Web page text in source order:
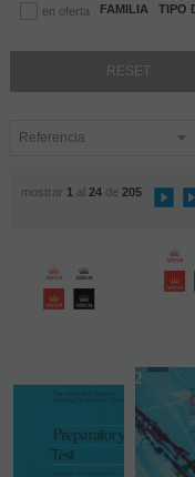
en oferta FAMILIA TIPO
mostrar 1 al 24de 205